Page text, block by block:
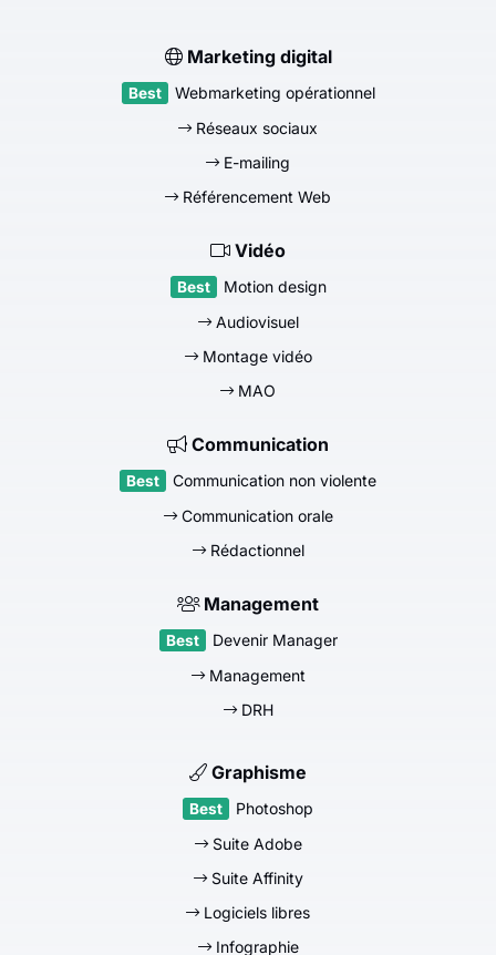
Marketing digital
Webmarketing opérationnel
Réseaux sociaux
E-mailing
Référencement Web
Vidéo
Motion design
Audiovisuel
Montage vidéo
MAO
Communication
Communication non violente
Communication orale
Rédactionnel
Management
Devenir Manager
Management
DRH
Graphisme
Photoshop
Suite Adobe
Suite Affinity
Logiciels libres
Infographie